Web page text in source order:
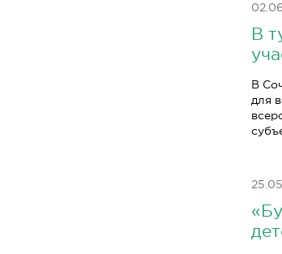
В
В
для